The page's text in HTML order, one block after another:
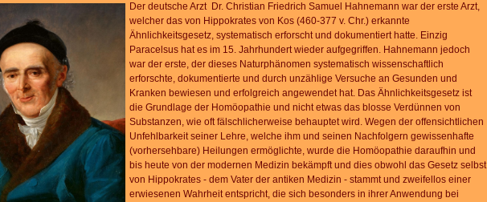
Der deutsche Arzt Dr. Christian Friedrich Samuel Hahnemann war der erste Arzt,
welcher das von Hippokrates von Kos (460-377 v. Chr.) erkannte
Ähnlichkeitsgesetz, systematisch erforscht und dokumentiert hatte. Einzig
Paracelsus hat es im 15. Jahrhundert wieder aufgegriffen. Hahnemann jedoch
war der erste, der dieses Naturphänomen systematisch wissenschaftlich
erforschte, dokumentierte und durch unzählige Versuche an Gesunden und
Kranken bewiesen und erfolgreich angewendet hat. Das Ähnlichkeitsgesetz ist
die Grundlage der Homöopathie und nicht etwas das blosse Verdünnen von
Substanzen, wie oft fälschlicherweise behauptet wird. Wegen der offensichtlichen
Unfehlbarkeit seiner Lehre, welche ihm und seinen Nachfolgern gewissenhafte
(vorhersehbare) Heilungen ermöglichte, wurde die Homöopathie daraufhin und
bis heute von der modernen Medizin bekämpft und dies obwohl das Gesetz selbst
von Hippokrates - dem Vater der antiken Medizin - stammt und zweifellos einer
erwiesenen Wahrheit entspricht, die sich besonders in ihrer Anwendung bei